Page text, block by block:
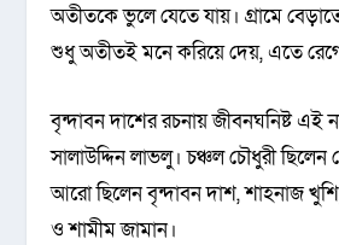
অতীতকে ভুলে যেতে যায়। গ্রামে
শুধু অতীতই মনে করিয়ে দেয়, এতে
বৃন্দাবন দাশের রচনায় জীবনঘনিষ্ট এই
সালাউদ্দিন লাভলু। চঞ্চল চৌধুরী ছিলেন
আরো ছিলেন বৃন্দাবন দাশ, শাহনাজ
ও শামীম জামান।